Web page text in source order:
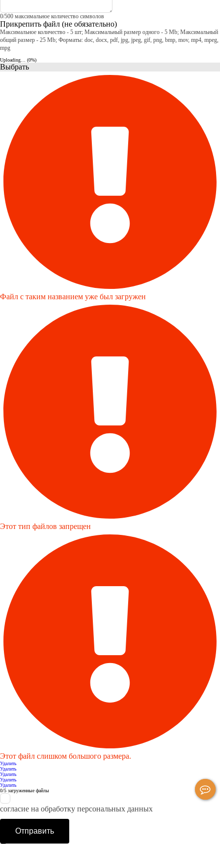
0/500 максимальное количество символов
Прикрепить файл (не обязательно)
Максимальное количество - 5 шт; Максимальный размер одного - 5 Mb; Максимальный
общий размер - 25 Mb; Форматы: doc, docx, pdf, jpg, jpeg, gif, png, bmp, mov, mp4, mpeg,
mpg
Uploading… (0%)
Выбрать
Файл с таким названием уже был загружен
Этот тип файлов запрещен
Этот файл слишком большого размера.
Удалить
Удалить
Удалить
Удалить
Удалить
0/5 загруженные файлы
согласие на обработку персональных данных
Отправить